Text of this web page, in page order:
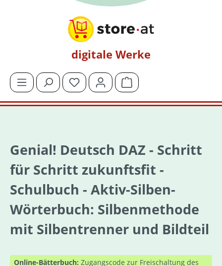
digitale Werke
Du hast 0 Produkte auf dem Merkzettel
Warenkorb enthält 0
Genial! Deutsch DAZ - Schritt
für Schritt zukunftsfit -
Schulbuch - Aktiv-Silben-
Wörterbuch: Silbenmethode
mit Silbentrenner und Bildteil
Online-Bätterbuch: Zugangscode zur Freischaltung des